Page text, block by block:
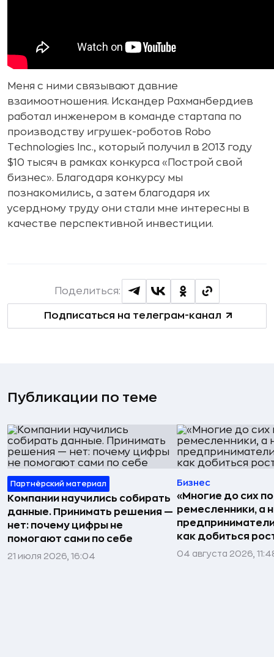
Меня с ними связывают давние
взаимоотношения. Искандер Рахманбердиев
работал инженером в команде стартапа по
производству игрушек-роботов Robo
Technologies Inc., который получил в 2013 году
$10 тысяч в рамках конкурса «Построй свой
бизнес». Благодаря конкурсу мы
познакомились, а затем благодаря их
усердному труду они стали мне интересны в
качестве перспективной инвестиции.
Подписаться на телеграм-канал
Поделиться:
Публикации по теме
Партнёрский материал
Компании научились собирать
данные. Принимать решения —
нет: почему цифры не
помогают сами по себе
21 июля 2026, 16:04
Бизнес
«Многие до сих
ремесленники, а
как добиться
04 августа 2026,